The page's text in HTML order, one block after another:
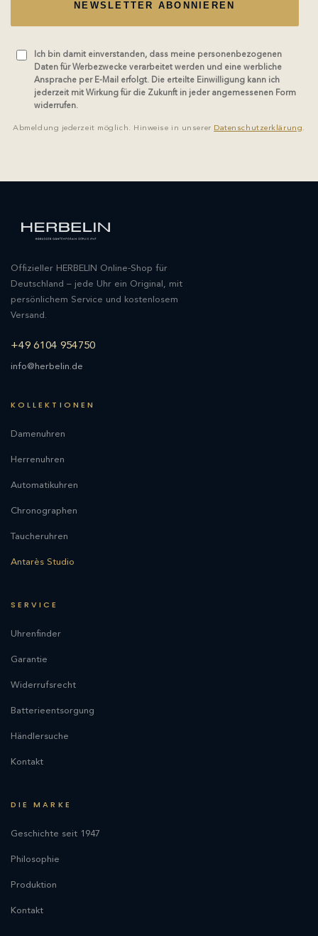
NEWSLETTER ABONNIEREN
Ich bin damit einverstanden, dass meine personenbezogenen
Daten für Werbezwecke verarbeitet werden und eine werbliche
Ansprache per E-Mail erfolgt. Die erteilte Einwilligung kann ich
jederzeit mit Wirkung für die Zukunft in jeder angemessenen Form
widerrufen.
Abmeldung jederzeit möglich. Hinweise in unserer Datenschutzerklärung.
Offizieller HERBELIN Online-Shop für
Deutschland – jede Uhr ein Original, mit
persönlichem Service und kostenlosem
Versand.
+49 6104 954750
info@herbelin.de
KOLLEKTIONEN
Damenuhren
Herrenuhren
Automatikuhren
Chronographen
Taucheruhren
Antarès Studio
SERVICE
Uhrenfinder
Garantie
Widerrufsrecht
Batterieentsorgung
Händlersuche
Kontakt
DIE MARKE
Geschichte seit 1947
Philosophie
Produktion
Kontakt